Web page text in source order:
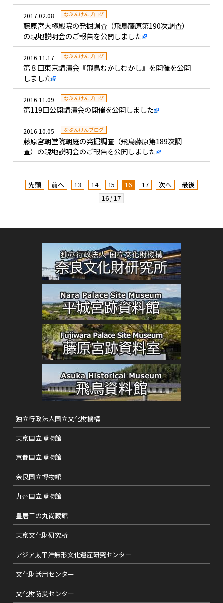
2017.02.08 なぶんけんブログ
藤原宮大極殿院の発掘調査（飛鳥藤原第190次調査）
の現地説明会のご報告を公開しました
2016.11.17 なぶんけんブログ
第８回東京講演会『飛鳥むかしむかし』を開催を公開
しました
2016.11.09 なぶんけんブログ
第119回公開講演会の開催を公開しました
2016.10.05 なぶんけんブログ
藤原宮朝堂院朝庭の発掘調査（飛鳥藤原第189次調
査）の現地説明会のご報告を公開しました
先頭 前へ 13 14 15 16 17 次へ
最後
16 / 17
独立行政法人国立文化財機構
東京国立博物館
京都国立博物館
奈良国立博物館
九州国立博物館
皇居三の丸尚蔵館
東京文化財研究所
アジア太平洋無形文化遺産研究センター
文化財活用センター
文化財防災センター